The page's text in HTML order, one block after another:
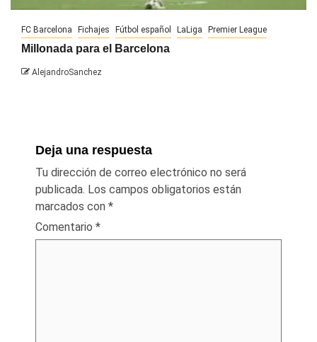
FC Barcelona Fichajes Fútbol español LaLiga Premier League
Millonada para el Barcelona
AlejandroSanchez
Deja una respuesta
Tu dirección de correo electrónico no será
publicada. Los campos obligatorios están
marcados con *
Comentario *